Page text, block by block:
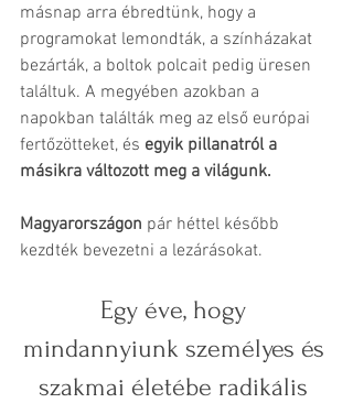
másnap arra ébredtünk, hogy a
programokat lemondták, a színházakat
bezárták, a boltok polcait pedig üresen
találtuk. A megyében azokban a
napokban találták meg az első európai
fertőzötteket, és egyik pillanatról a
másikra változott meg a világunk.
Magyarországon pár héttel később
kezdték bevezetni a lezárásokat.
Egy éve, hogy
mindannyiunk személyes és
szakmai életébe radikális